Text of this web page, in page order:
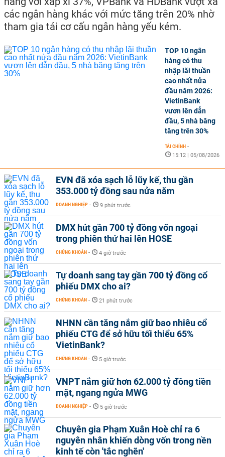
các ngân hàng khác với mức tăng trên 20% nhờ
tham gia tái cơ cấu ngân hàng yếu kém.
TOP 10 ngân
hàng có thu
nhập lãi thuần
cao nhất nửa
đầu năm 2026:
VietinBank
vươn lên dẫn
đầu, 5 nhà băng
tăng trên 30%
TÀI CHÍNH -
15:12 | 05/08/2026
EVN đã xóa sạch lỗ lũy kế, thu gần
353.000 tỷ đồng sau nửa năm
DOANH NGHIỆP - 9 phút trước
DMX hút gần 700 tỷ đồng vốn ngoại
trong phiên thứ hai lên HOSE
CHỨNG KHOÁN - 4 giờ trước
Tự doanh sang tay gần 700 tỷ đồng cổ
phiếu DMX cho ai?
CHỨNG KHOÁN - 21 phút trước
NHNN cần tăng nắm giữ bao nhiêu cổ
phiếu CTG để sở hữu tối thiểu 65%
VietinBank?
CHỨNG KHOÁN - 5 giờ trước
VNPT nắm giữ hơn 62.000 tỷ đồng tiền
mặt, ngang ngửa MWG
DOANH NGHIỆP - 5 giờ trước
Chuyên gia Phạm Xuân Hoè chỉ ra 6
nguyên nhân khiến dòng vốn trong nền
kinh tế còn 'tắc nghẽn'